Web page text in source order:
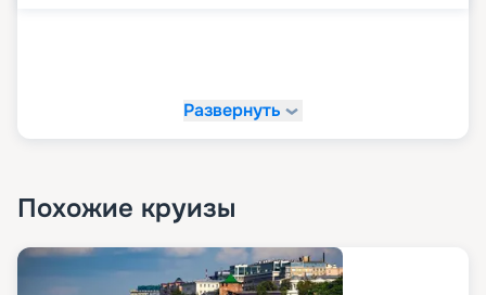
Развернуть
Похожие круизы